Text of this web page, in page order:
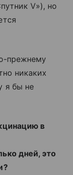
V»), но
прежнему
никаких
я бы не
в
дней, это